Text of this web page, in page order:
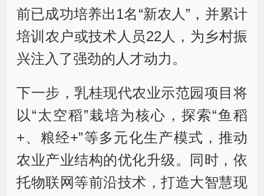
前已成功培养出1名“新农人”，并累计
培训农户或技术人员22人，为乡村振
兴注入了强劲的人才动力。
下一步，乳桂现代农业示范园项目将
以“太空稻”栽培为核心，探索“鱼稻
+、粮经+”等多元化生产模式，推动
农业产业结构的优化升级。同时，依
托物联网等前沿技术，打造大智慧现